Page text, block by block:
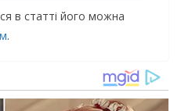
в статті його можна
.